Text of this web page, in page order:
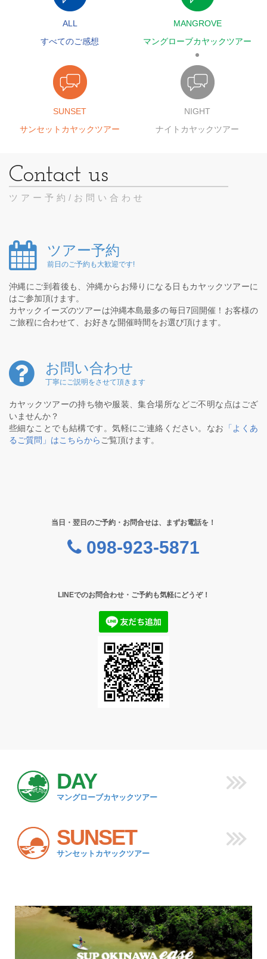
ALL
すべてのご感想
MANGROVE
マングローブカヤックツアー
SUNSET
サンセットカヤックツアー
NIGHT
ナイトカヤックツアー
ツアー予約/お問い合わせ
ツアー予約
前日のご予約も大歓迎です!
沖縄にご到着後も、沖縄からお帰りになる日もカヤックツアーに
はご参加頂けます。
カヤックイーズのツアーは沖縄本島最多の毎日7回開催！お客様の
ご旅程に合わせて、お好きな開催時間をお選び頂けます。
お問い合わせ
丁寧にご説明をさせて頂きます
カヤックツアーの持ち物や服装、集合場所などご不明な点はござ
いませんか？
些細なことでも結構です。気軽にご連絡ください。なお
「よくあ
るご質問」はこちらから ご覧頂けます。
当日・翌日のご予約・お問合せは、まずお電話を！
098-923-5871
LINEでのお問合わせ・ご予約も気軽にどうぞ！
DAY
マングローブカヤックツアー
SUNSET
サンセットカヤックツアー